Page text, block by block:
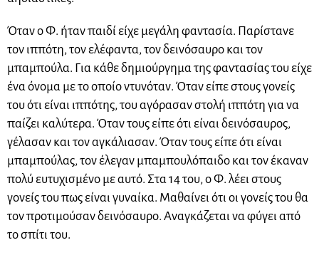
Όταν ο Φ. ήταν παιδί είχε μεγάλη φαντασία. Παρίστανε
τον ιππότη, τον ελέφαντα, τον δεινόσαυρο και τον
μπαμπούλα. Για κάθε δημιούργημα της φαντασίας του είχε
ένα όνομα με το οποίο ντυνόταν. Όταν είπε στους γονείς
του ότι είναι ιππότης, του αγόρασαν στολή ιππότη για να
παίζει καλύτερα. Όταν τους είπε ότι είναι δεινόσαυρος,
γέλασαν και τον αγκάλιασαν. Όταν τους είπε ότι είναι
μπαμπούλας, τον έλεγαν μπαμπουλόπαιδο και τον έκαναν
πολύ ευτυχισμένο με αυτό. Στα 14 του, ο Φ. λέει στους
γονείς του πως είναι γυναίκα. Μαθαίνει ότι οι γονείς του θα
τον προτιμούσαν δεινόσαυρο. Αναγκάζεται να φύγει από
το σπίτι του.